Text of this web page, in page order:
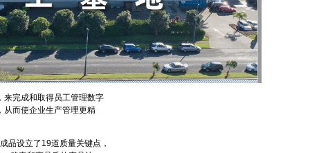
完成和取得员工管理数字
从而使企业生产管理更精
设立了19道质量关键点，